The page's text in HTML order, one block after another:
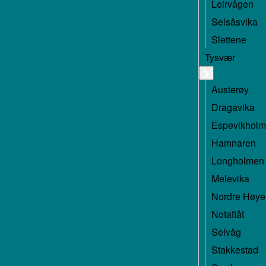
Leirvågen
Selsåsvika
Slettene
Tysvær
Austerøy
Dragavika
Hamnaren
Longholmen
Melevika
Nordre
Notaflåt
Selvåg
Stakkestad